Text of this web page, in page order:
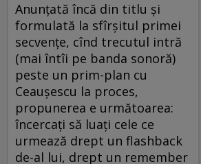
Anunţată încă din titlu şi
formulată la sfîrşitul primei
secvenţe, cînd trecutul intră
(mai întîi pe banda sonoră)
peste un prim-plan cu
Ceauşescu la proces,
propunerea e următoarea:
încercaţi să luaţi cele ce
urmează drept un flashback
de-al lui, drept un remember